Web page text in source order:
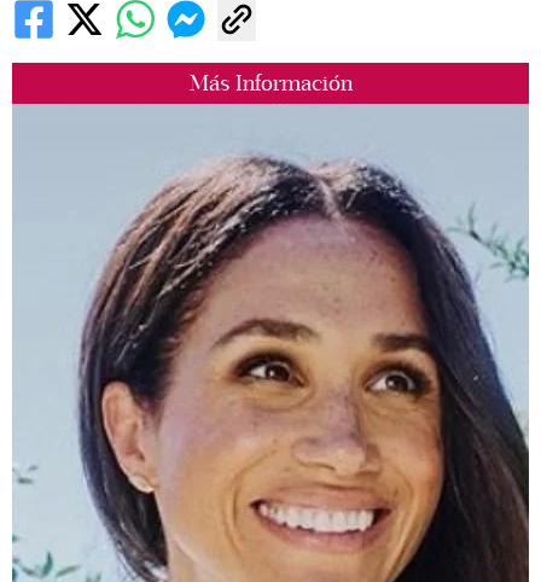
Más Información